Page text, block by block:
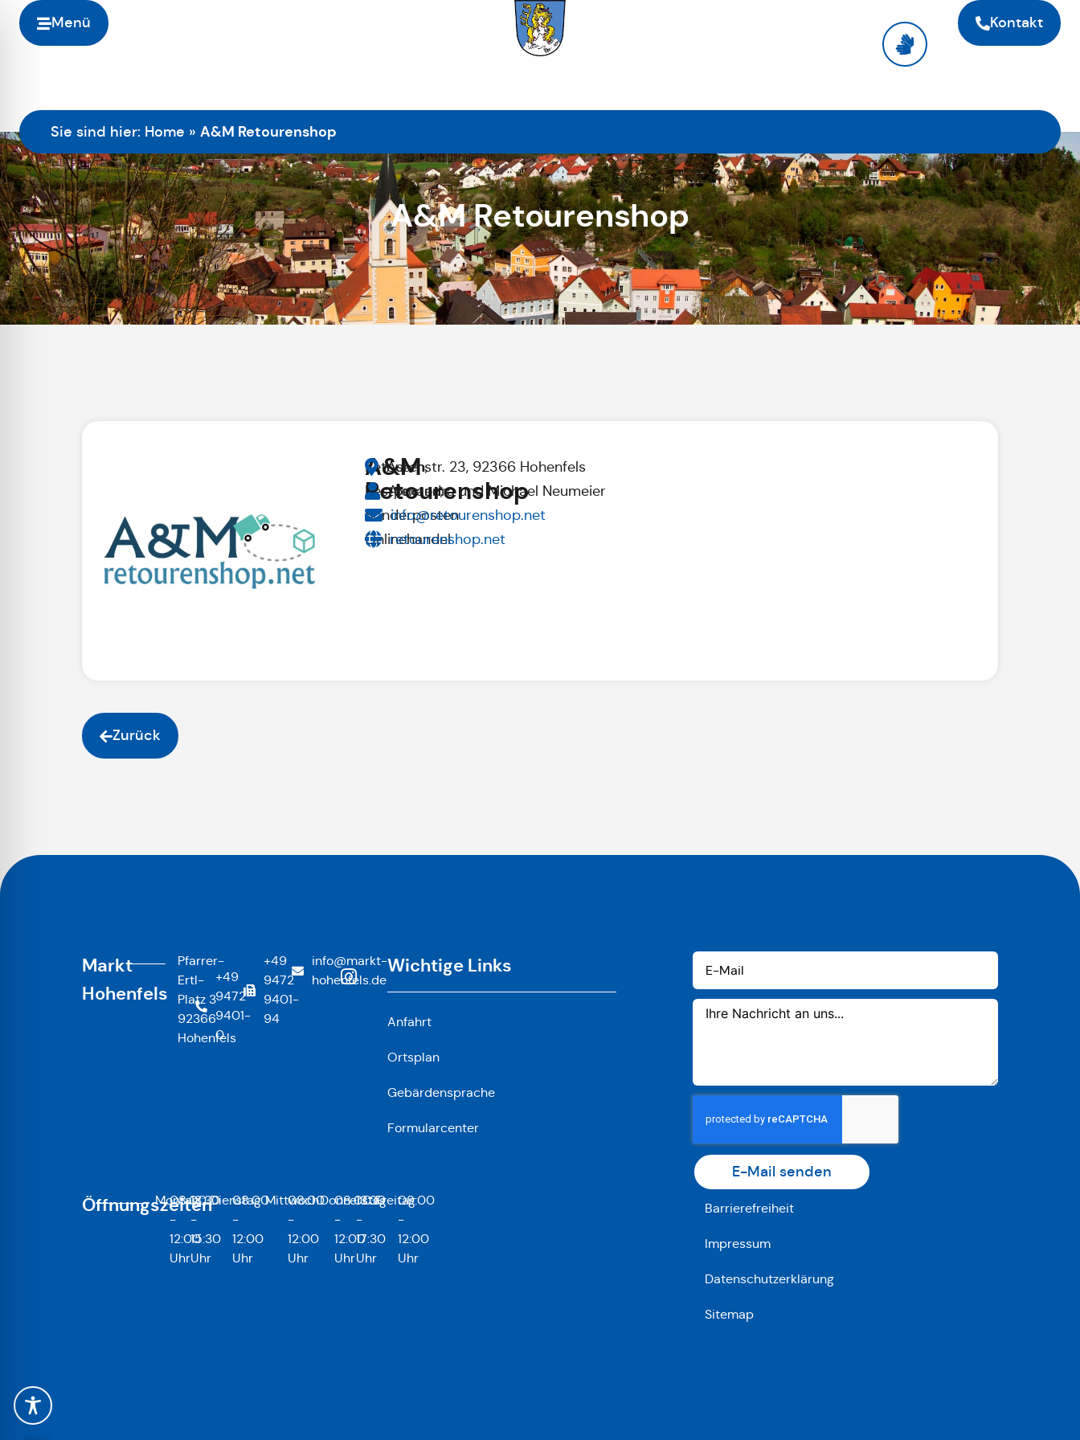
Menü Kontakt
Sie sind hier: Home » A&M Retourenshop
A&M Retourenshop
A&M
Retourenshop
Retouren,
Restposten,
Sonderposten
Onlinehandel
Asamstr. 23, 92366 Hohenfels
Alexandra und Michael Neumeier
info@retourenshop.net
retourenshop.net
Zurück
Markt
Hohenfels
Pfarrer-
Ertl-
Platz 3
92366
Hohenfels
+49
9472
9401-
0
+49
9472
9401-
94
info@markt-
hohenfels.de
Wichtige Links
Anfahrt
Ortsplan
Gebärdensprache
Formularcenter
E-Mail senden
Öffnungszeiten
Montag
08:00
-
12:00
Uhr
13:30
-
15:30
Uhr
Dienstag
08:00
-
12:00
Uhr
Mittwoch
08:00
-
12:00
Uhr
Donnerstag
08:00
-
12:00
Uhr
13:30
-
17:30
Uhr
Freitag08:00
-
12:00
Uhr
Barrierefreiheit
Impressum
Datenschutzerklärung
Sitemap